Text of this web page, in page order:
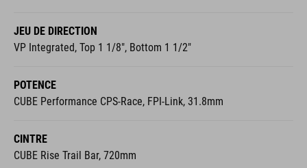
JEU DE DIRECTION
VP Integrated, Top 1 1/8", Bottom 1 1/2"
POTENCE
CUBE Performance CPS-Race, FPI-Link, 31.8mm
CINTRE
CUBE Rise Trail Bar, 720mm